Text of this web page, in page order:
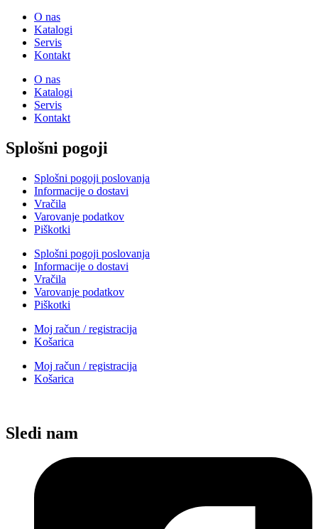
O nas
Katalogi
Servis
Kontakt
O nas
Katalogi
Servis
Kontakt
Splošni pogoji
Splošni pogoji poslovanja
Informacije o dostavi
Vračila
Varovanje podatkov
Piškotki
Splošni pogoji poslovanja
Informacije o dostavi
Vračila
Varovanje podatkov
Piškotki
Moj račun / registracija
Košarica
Moj račun / registracija
Košarica
Sledi nam